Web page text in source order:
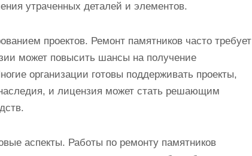
утраченных деталей и элементов.
проектов. Ремонт памятников часто требует
может повысить шансы на получение
организации готовы поддерживать проекты,
и лицензия может стать решающим
аспекты. Работы по ремонту памятников